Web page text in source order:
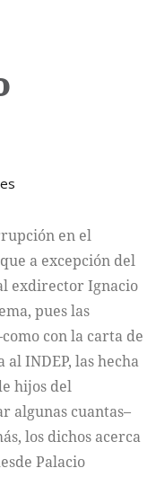
en el
a excepción del
exdirector Ignacio
pues las
con la carta de
INDEP, las hecha
hijos del
algunas cuantas–
los dichos acerca
Palacio